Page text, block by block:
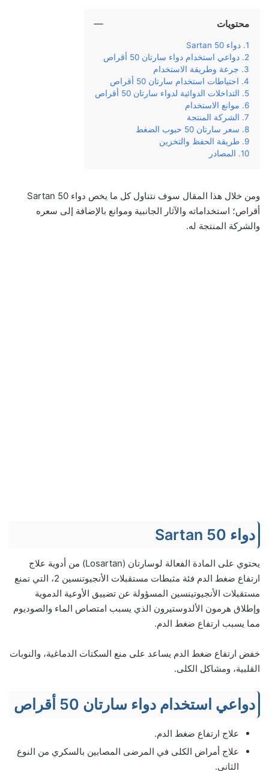
محتويات
دواء Sartan 50
دواعي استخدام دواء سارتان 50 أقراص
جرعة وطريقة الاستخدام
احتياطات استخدام سارتان 50 أقراص
التداخلات الدوائية لدواء سارتان 50 أقراص
موانع الاستخدام
الشركة المنتجة
سعر سارتان 50 حبوب الضغط
طريقة الحفظ والتخزين
المصادر
ومن خلال هذا المقال سوف نتناول كل ما يخص دواء Sartan 50
أقراص؛ استخداماته والآثار الجانبية وموانع بالإضافة إلى سعره
والشركة المنتجة له.
دواء Sartan 50
يحتوي على المادة الفعالة لوسارتان (Losartan) من أدوية علاج
ارتفاع ضغط الدم فئة مثبطات مستقبلات الأنجيوتنسين 2، التي تمنع
مستقبلات الأنجيوتينسين المسؤولة عن تضييق الأوعية الدموية
وإطلاق هرمون الألدوستيرون الذي يسبب امتصاص الماء والصوديوم
مما يسبب ارتفاع ضغط الدم.
خفض ارتفاع ضغط الدم يساعد على منع السكتات الدماغية، والنوبات
القلبية، ومشاكل الكلى.
دواعي استخدام دواء سارتان 50 أقراص
علاج ارتفاع ضغط الدم.
علاج أمراض الكلى في المرضى المصابين بالسكري من النوع
الثاني.